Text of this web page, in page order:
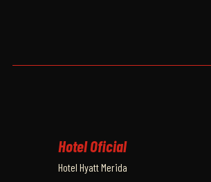
Hotel Oficial
Hotel Hyatt Merida